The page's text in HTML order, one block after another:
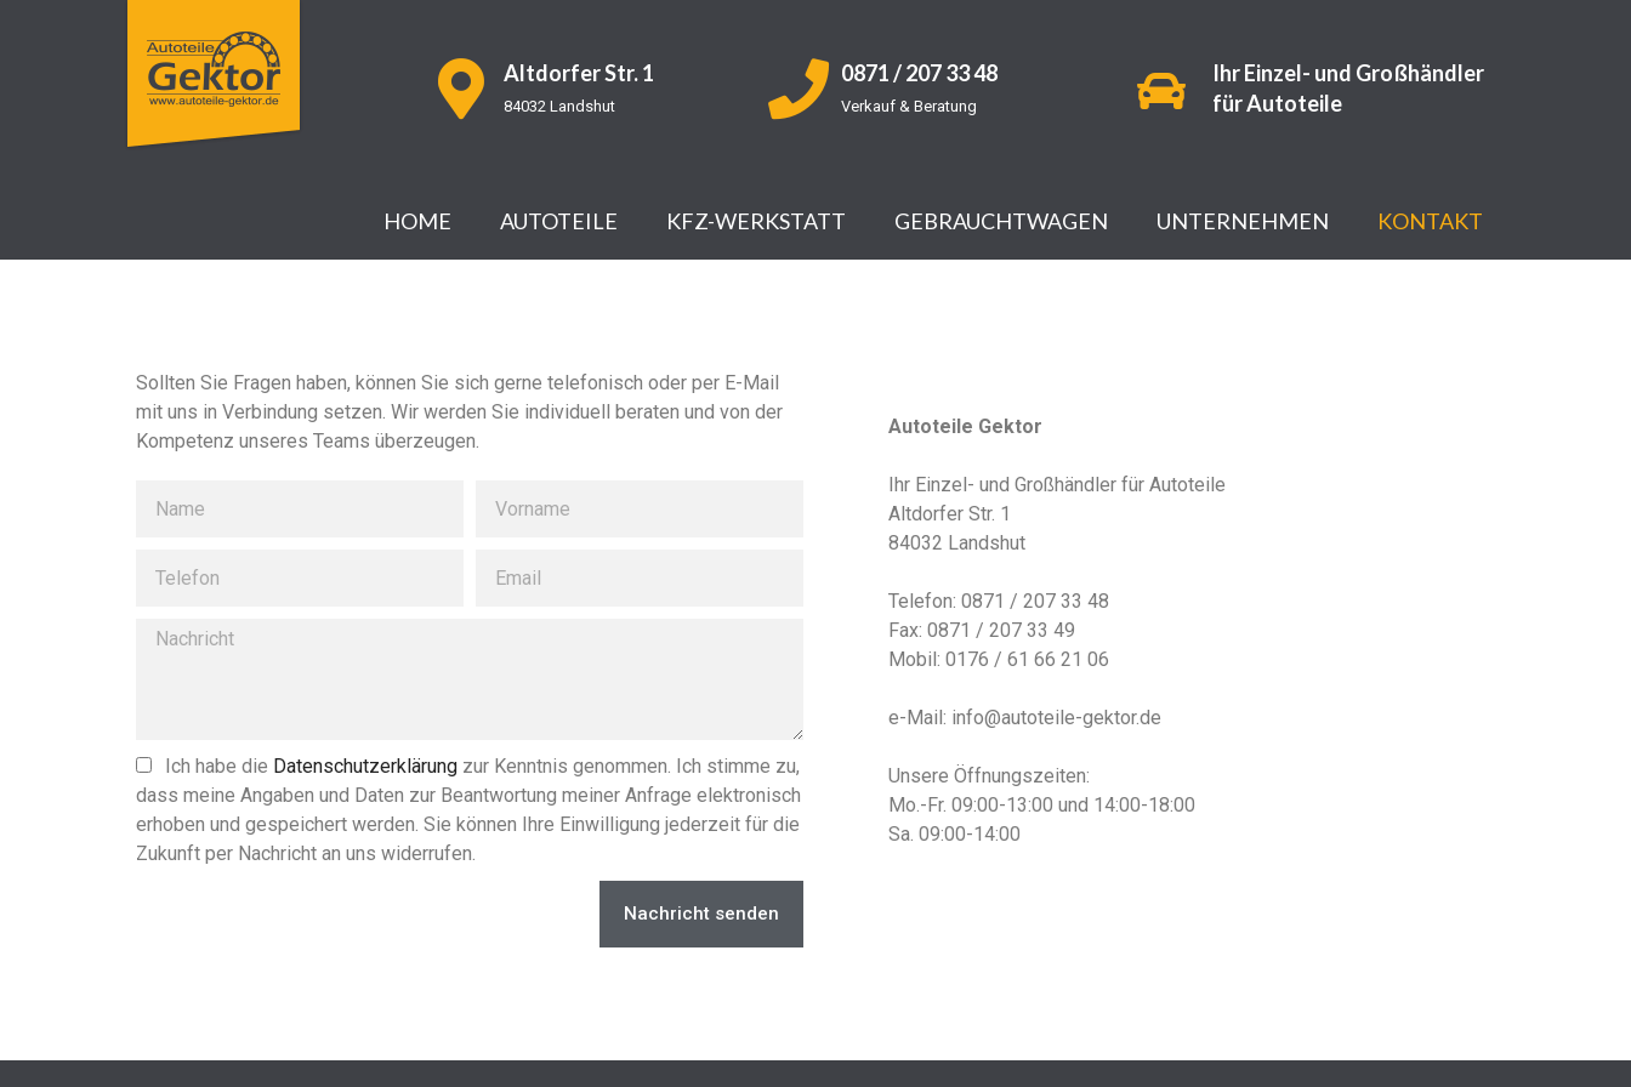
Altdorfer Str. 1
84032 Landshut
0871 / 207 33 48
Verkauf & Beratung
Ihr Einzel- und Großhändler
für Autoteile
HOME AUTOTEILE KFZ-WERKSTATT GEBRAUCHTWAGEN UNTERNEHMEN KONTAKT
Sollten Sie Fragen haben, können Sie sich gerne telefonisch oder per E-Mail
mit uns in Verbindung setzen. Wir werden Sie individuell beraten und von der
Kompetenz unseres Teams überzeugen.
Ich habe die Datenschutzerklärung zur Kenntnis genommen. Ich stimme zu,
dass meine Angaben und Daten zur Beantwortung meiner Anfrage elektronisch
erhoben und gespeichert werden. Sie können Ihre Einwilligung jederzeit für die
Zukunft per Nachricht an uns widerrufen.
Nachricht senden
Autoteile Gektor
Ihr Einzel- und Großhändler für Autoteile
Altdorfer Str. 1
84032 Landshut
Telefon: 0871 / 207 33 48
Fax: 0871 / 207 33 49
Mobil: 0176 / 61 66 21 06
e-Mail: info@autoteile-gektor.de
Unsere Öffnungszeiten:
Mo.-Fr. 09:00-13:00 und 14:00-18:00
Sa. 09:00-14:00